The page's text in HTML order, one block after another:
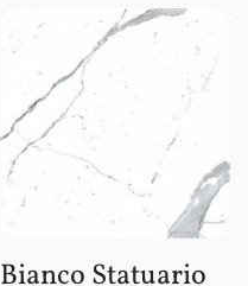
Bianco Statuario